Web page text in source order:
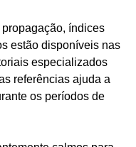
índices
estão disponíveis nas
especializados
referências ajuda a
os períodos de